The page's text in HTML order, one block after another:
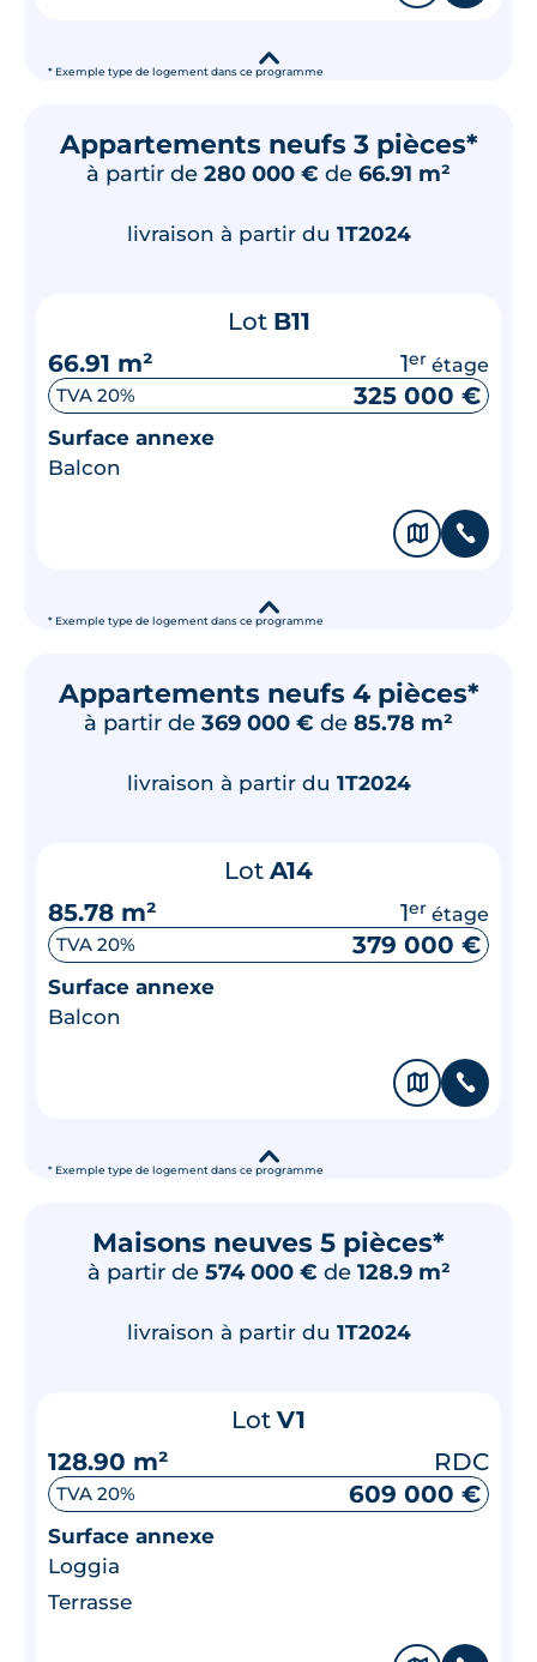
* Exemple type de logement dans ce programme
▾
Appartements neufs 3 pièces*
à partir de 280 000 € de 66.91 m²
* Exemple type de logement dans ce programme
livraison à partir du 1T2024
Lot B11
66.91 m²
1er étage
TVA 20% 325 000 €
Surface annexe
Balcon
🗞 📞
▾
Appartements neufs 4 pièces*
à partir de 369 000 € de 85.78 m²
* Exemple type de logement dans ce programme
livraison à partir du 1T2024
Lot A14
85.78 m²
1er étage
TVA 20% 379 000 €
Surface annexe
Balcon
🗞 📞
▾
Maisons neuves 5 pièces*
à partir de 574 000 € de 128.9 m²
livraison à partir du 1T2024
Lot V1
128.90 m²
RDC
TVA 20% 609 000 €
Surface annexe
Loggia
Terrasse